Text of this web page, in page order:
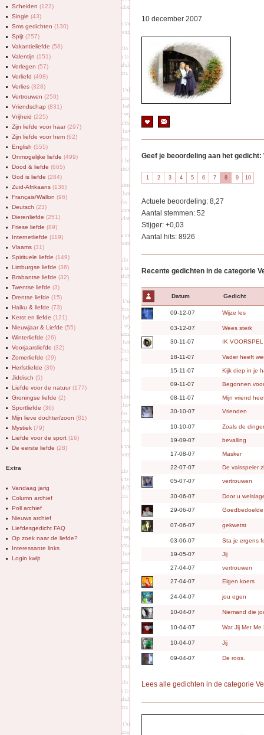
10 december 2007
Geef je beoordeling aan het gedicht:
Actuele beoordeling: 8,27
Aantal stemmen: 52
Stijger: +0,03
Aantal hits: 8926
Recente gedichten in de categorie
Datum Gedicht
09-12-07 Wijze les
03-12-07 Wees sterk
30-11-07 IK VOORSPEL
18-11-07 Vader heeft
15-11-07 Kijk diep in je
09-11-07 Begonnen
08-11-07 Mijn vriend
30-10-07 Vrienden
10-10-07 Zoals de
19-09-07 bevalling
17-08-07 Masker
22-07-07 De valsspeler
05-07-07 vertrouwen
30-06-07 Door u
29-06-07
07-06-07 gekwetst
03-06-07 Sta je ergens
19-05-07 Jij
27-04-07 vertrouwen
27-04-07 Eigen koers
24-04-07 jou ogen
10-04-07 Niemand die
10-04-07 Wat Jij Met Me
10-04-07 Jij
09-04-07 De roos.
Lees alle gedichten in de categorie
Scheiden (122)
Single (43)
Sms gedichten (130)
Spijt (257)
Vakantieliefde (58)
Valentijn (151)
Verlegen (57)
Verliefd (498)
Verlies (328)
Vertrouwen (259)
Vriendschap (831)
Vrijheid (225)
Zijn liefde voor haar(297)
Zijn liefde voor hem (62)
English (555)
Onmogelijke liefde (499)
Dood & liefde (665)
God is liefde (284)
Zuid-Afrikaans (138)
Français/Wallon (96)
Deutsch (23)
Dierenliefde (251)
Friese liefde (89)
Internetliefde (119)
Vlaams (31)
Spirituele liefde (149)
Limburgse liefde (36)
Brabantse liefde (32)
Twentse liefde (3)
Drentse liefde (15)
Haiku & liefde (73)
Kerst en liefde (121)
Nieuwjaar & Liefde (55)
Winterliefde (26)
Voorjaarsliefde (32)
Zomerliefde (29)
Herfstliefde (39)
Jiddisch (5)
Liefde voor de natuur(177)
Groningse liefde (2)
Sportliefde (36)
Mijn lieve dochter/zoon (81)
Mystiek (79)
Liefde voor de sport (16)
De eerste liefde (28)
Extra
Vandaag jarig
Column archief
Poll archief
Nieuws archief
Liefdesgedicht FAQ
Op zoek naar de liefde?
Interessante links
Login kwijt